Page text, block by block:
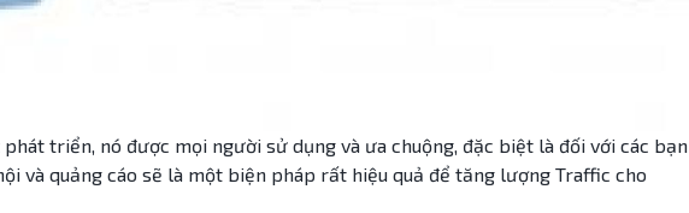
triển, nó được mọi người sử dụng và ưa chuộng, đặc biệt là đối với các bạn
và quảng cáo sẽ là một biện pháp rất hiệu quả để tăng lượng Traffic cho